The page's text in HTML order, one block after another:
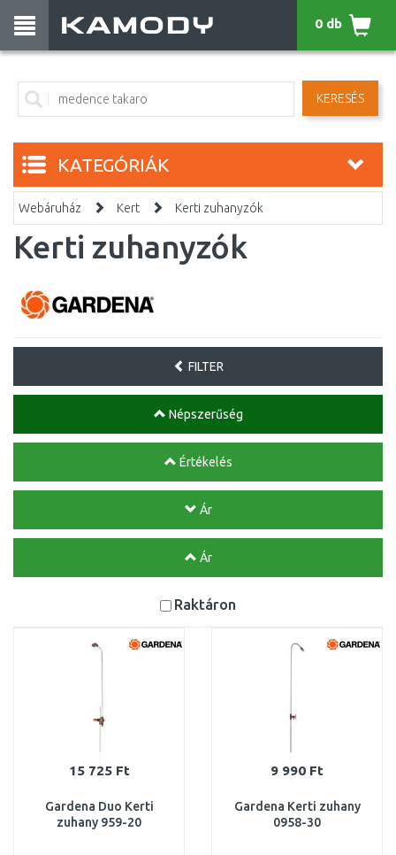
KERESÉS
0 db
KATEGÓRIÁK
Webáruház Kert Kerti zuhanyzók
Kerti zuhanyzók
FILTER
Népszerűség
Értékelés
Ár
Ár
Raktáron
15 725 Ft
Gardena Duo Kerti
zuhany 959-20
9 990 Ft
Gardena Kerti zuhany
0958-30